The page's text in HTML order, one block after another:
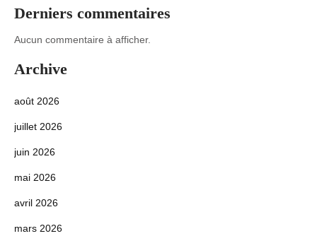
Derniers commentaires
Aucun commentaire à afficher.
Archive
août 2026
juillet 2026
juin 2026
mai 2026
avril 2026
mars 2026